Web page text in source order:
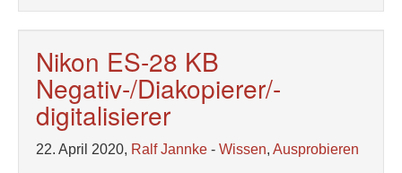
Nikon ES-28 KB
Negativ-/Diakopierer/-
digitalisierer
22. April 2020, Ralf Jannke - Wissen, Ausprobieren